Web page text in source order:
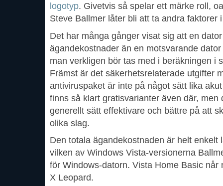
logotyp. Givetvis så spelar ett märke roll,
Steve Ballmer låter bli att ta andra faktorer
Det har många gånger visat sig att en
ägandekostnader än en motsvarande
man verkligen bör tas med i beräkningen i
Främst är det säkerhetsrelaterade utgifter
antiviruspaket är inte på något sätt lika
finns så klart gratisvarianter även där, men
generellt sätt effektivare och bättre på att
olika slag.
Den totala ägandekostnaden är helt enkelt
vilken av Windows Vista-versionerna
för Windows-datorn. Vista Home Basic
X Leopard.